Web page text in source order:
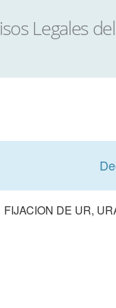
FIJACION DE UR,